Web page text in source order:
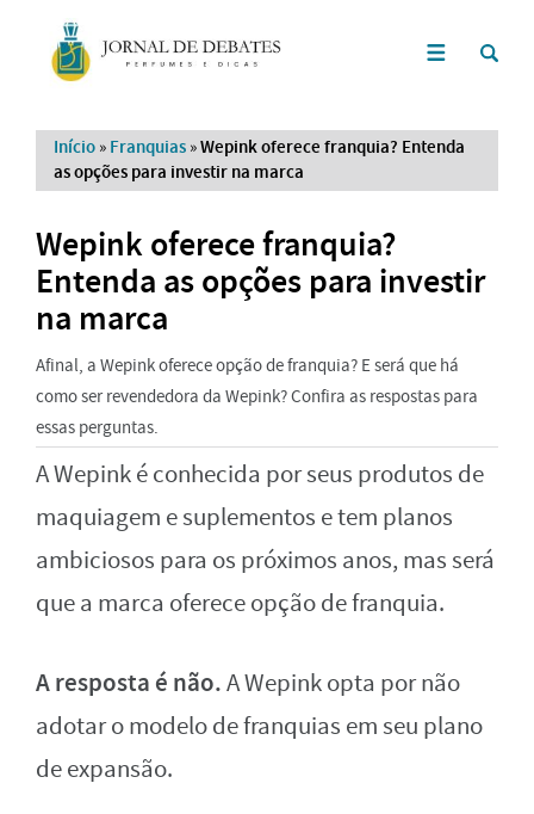
Início » Franquias »Wepink oferece franquia? Entenda
as opções para investir na marca
Wepink oferece franquia?
Entenda as opções para investir
na marca
Afinal, a Wepink oferece opção de franquia? E será que há
como ser revendedora da Wepink? Confira as respostas para
essas perguntas.
A Wepink é conhecida por seus produtos de
maquiagem e suplementos e tem planos
ambiciosos para os próximos anos, mas será
que a marca oferece opção de franquia.
A resposta é não.A Wepink opta por não
adotar o modelo de franquias em seu plano
de expansão.